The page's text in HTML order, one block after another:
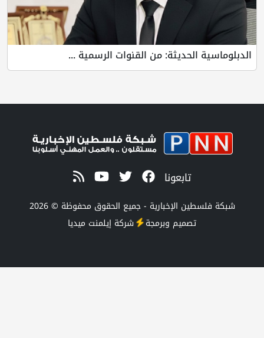
من القنوات الرسمية ...
الإخبارية - جميع الحقوق محفوظة © 2026
شركةإيلمنت ميديا